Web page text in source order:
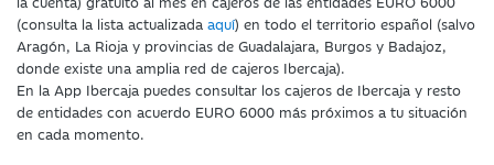
(consulta la lista actualizada aquí) en todo el territorio español (salvo
Aragón, La Rioja y provincias de Guadalajara, Burgos y Badajoz,
donde existe una amplia red de cajeros Ibercaja).
En la App Ibercaja puedes consultar los cajeros de Ibercaja y resto
de entidades con acuerdo EURO 6000 más próximos a tu situación
en cada momento.